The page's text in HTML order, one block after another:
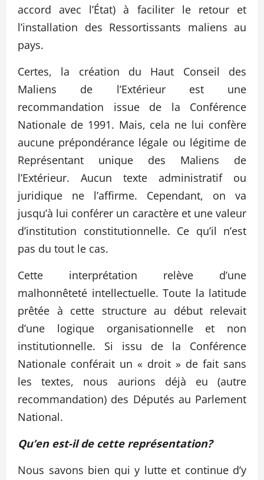
accord avec l’État) à faciliter le retour et
l’installation des Ressortissants maliens au
pays.
Certes, la création du Haut Conseil des
Maliens de l’Extérieur est une
recommandation issue de la Conférence
Nationale de 1991. Mais, cela ne lui confère
aucune prépondérance légale ou légitime de
Représentant unique des Maliens de
l’Extérieur. Aucun texte administratif ou
juridique ne l’affirme. Cependant, on va
jusqu’à lui conférer un caractère et une valeur
d’institution constitutionnelle. Ce qu’il n’est
pas du tout le cas.
Cette interprétation relève d’une
malhonnêteté intellectuelle. Toute la latitude
prêtée à cette structure au début relevait
d’une logique organisationnelle et non
institutionnelle. Si issu de la Conférence
Nationale conférait un « droit » de fait sans
les textes, nous aurions déjà eu (autre
recommandation) des Députés au Parlement
National.
Qu’en est-il de cette représentation?
Nous savons bien qui y lutte et continue d’y